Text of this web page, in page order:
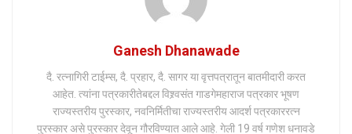
Ganesh Dhanawade
दै. रत्नागिरी टाईम्स, दै. प्रहार, दै. सागर या वृत्तपत्रातून बातमीदारी करत
आहेत. त्यांना पत्रकारीतेबद्दल विश्र्वसंत गाडगेमहाराज पत्रकार भूषण
राज्यस्तरीय पुरस्कार, नवनिर्मितीचा राज्यस्तरीय आदर्श पत्रकाररत्न
पुरस्कार असे पुरस्कार देवून गौरविण्यात आले आहे. गेली 19 वर्ष गणेश धनावडे